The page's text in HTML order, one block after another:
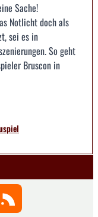
Sache!
Notlicht doch als
sei es in
So geht
Bruscon in